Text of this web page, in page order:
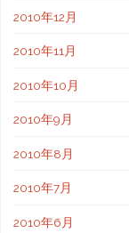
2010年12月
2010年11月
2010年10月
2010年9月
2010年8月
2010年7月
2010年6月